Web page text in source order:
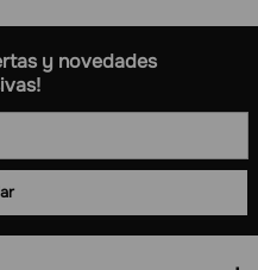
Venta online
By The Glass Bag in Box